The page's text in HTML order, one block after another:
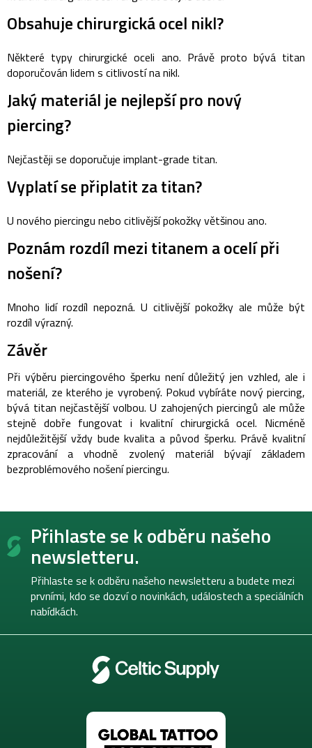
Obsahuje chirurgická ocel nikl?
Některé typy chirurgické oceli ano. Právě proto bývá titan
doporučován lidem s citlivostí na nikl.
Jaký materiál je nejlepší pro nový
piercing?
Nejčastěji se doporučuje implant-grade titan.
Vyplatí se připlatit za titan?
U nového piercingu nebo citlivější pokožky většinou ano.
Poznám rozdíl mezi titanem a ocelí při
nošení?
Mnoho lidí rozdíl nepozná. U citlivější pokožky ale může být
rozdíl výrazný.
Závěr
Při výběru piercingového šperku není důležitý jen vzhled, ale i
materiál, ze kterého je vyrobený. Pokud vybíráte nový piercing,
bývá titan nejčastější volbou. U zahojených piercingů ale může
stejně dobře fungovat i kvalitní chirurgická ocel. Nicméně
nejdůležitější vždy bude kvalita a původ šperku. Právě kvalitní
zpracování a vhodně zvolený materiál bývají základem
bezproblémového nošení piercingu.
Z
Přihlaste se k odběru našeho
newsletteru.
Přihlaste se k odběru našeho newsletteru a budete mezi
prvními, kdo se dozví o novinkách, událostech a speciálních
nabídkách.